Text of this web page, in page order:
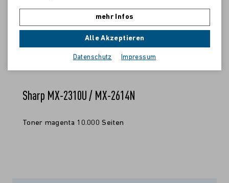
Sharp MX-2310U / MX-2614N
Toner magenta 10.000 Seiten
mehr Infos
Alle Akzeptieren
Datenschutz Impressum